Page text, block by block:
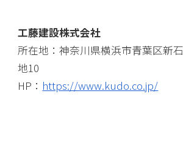
工藤建設株式会社
所在地：神奈川県横浜市青葉区新
地10
HP： https://www.kudo.co.jp/